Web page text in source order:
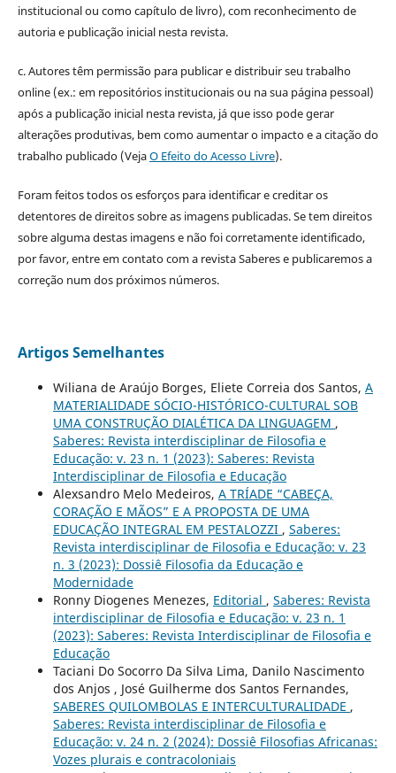
institucional ou como capítulo de livro), com reconhecimento de
autoria e publicação inicial nesta revista.
c. Autores têm permissão para publicar e distribuir seu trabalho
online (ex.: em repositórios institucionais ou na sua página pessoal)
após a publicação inicial nesta revista, já que isso pode gerar
alterações produtivas, bem como aumentar o impacto e a citação do
trabalho publicado (VejaO Efeito do Acesso Livre).
Foram feitos todos os esforços para identificar e creditar os
detentores de direitos sobre as imagens publicadas. Se tem direitos
sobre alguma destas imagens e não foi corretamente identificado,
por favor, entre em contato com a revista Saberes e publicaremos a
correção num dos próximos números.
Artigos Semelhantes
Wiliana de Araújo Borges, Eliete Correia dos Santos, A
MATERIALIDADE SÓCIO-HISTÓRICO-CULTURAL SOB
UMA CONSTRUÇÃO DIALÉTICA DA LINGUAGEM ,
Saberes: Revista interdisciplinar de Filosofia e
Educação: v. 23 n. 1 (2023): Saberes: Revista
Interdisciplinar de Filosofia e Educação
Alexsandro Melo Medeiros, A TRÍADE “CABEÇA,
CORAÇÃO E MÃOS” E A PROPOSTA DE UMA
EDUCAÇÃO INTEGRAL EM PESTALOZZI , Saberes:
Revista interdisciplinar de Filosofia e Educação: v. 23
n. 3 (2023): Dossiê Filosofia da Educação e
Modernidade
Ronny Diogenes Menezes, Editorial , Saberes: Revista
interdisciplinar de Filosofia e Educação: v. 23 n. 1
(2023): Saberes: Revista Interdisciplinar de Filosofia e
Educação
Taciani Do Socorro Da Silva Lima, Danilo Nascimento
dos Anjos , José Guilherme dos Santos Fernandes,
SABERES QUILOMBOLAS E INTERCULTURALIDADE ,
Saberes: Revista interdisciplinar de Filosofia e
Educação: v. 24 n. 2 (2024): Dossiê Filosofias Africanas:
Vozes plurais e contracoloniais